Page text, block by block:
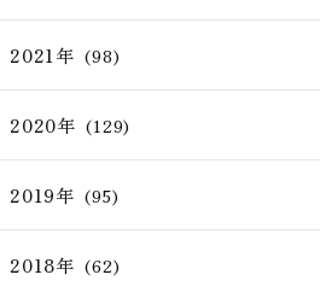
2021年 (98)
2020年 (129)
2019年 (95)
2018年 (62)